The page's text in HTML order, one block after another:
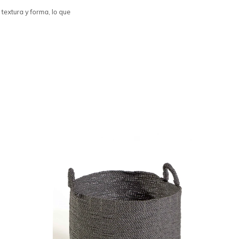
y forma, lo que